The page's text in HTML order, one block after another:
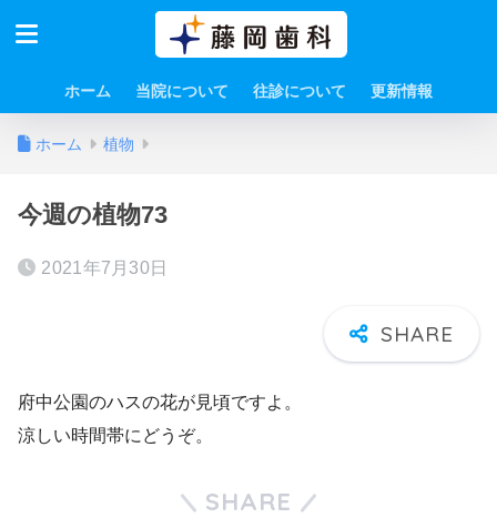
ホーム 当院について 往診について 更新情報
ホーム 植物
今週の植物73
2021年7月30日
府中公園のハスの花が見頃ですよ。
涼しい時間帯にどうぞ。
SHARE